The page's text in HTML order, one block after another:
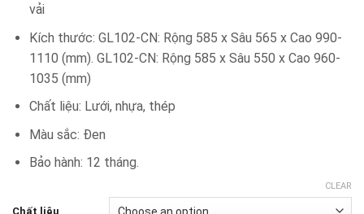
vải
Kích thước: GL102-CN: Rộng 585 x Sâu 565 x Cao 990-
1110 (mm). GL102-CN: Rộng 585 x Sâu 550 x Cao 960-
1035 (mm)
Chất liệu: Lưới, nhựa, thép
Màu sắc: Đen
Bảo hành: 12 tháng.
Chất liệu
CLEAR